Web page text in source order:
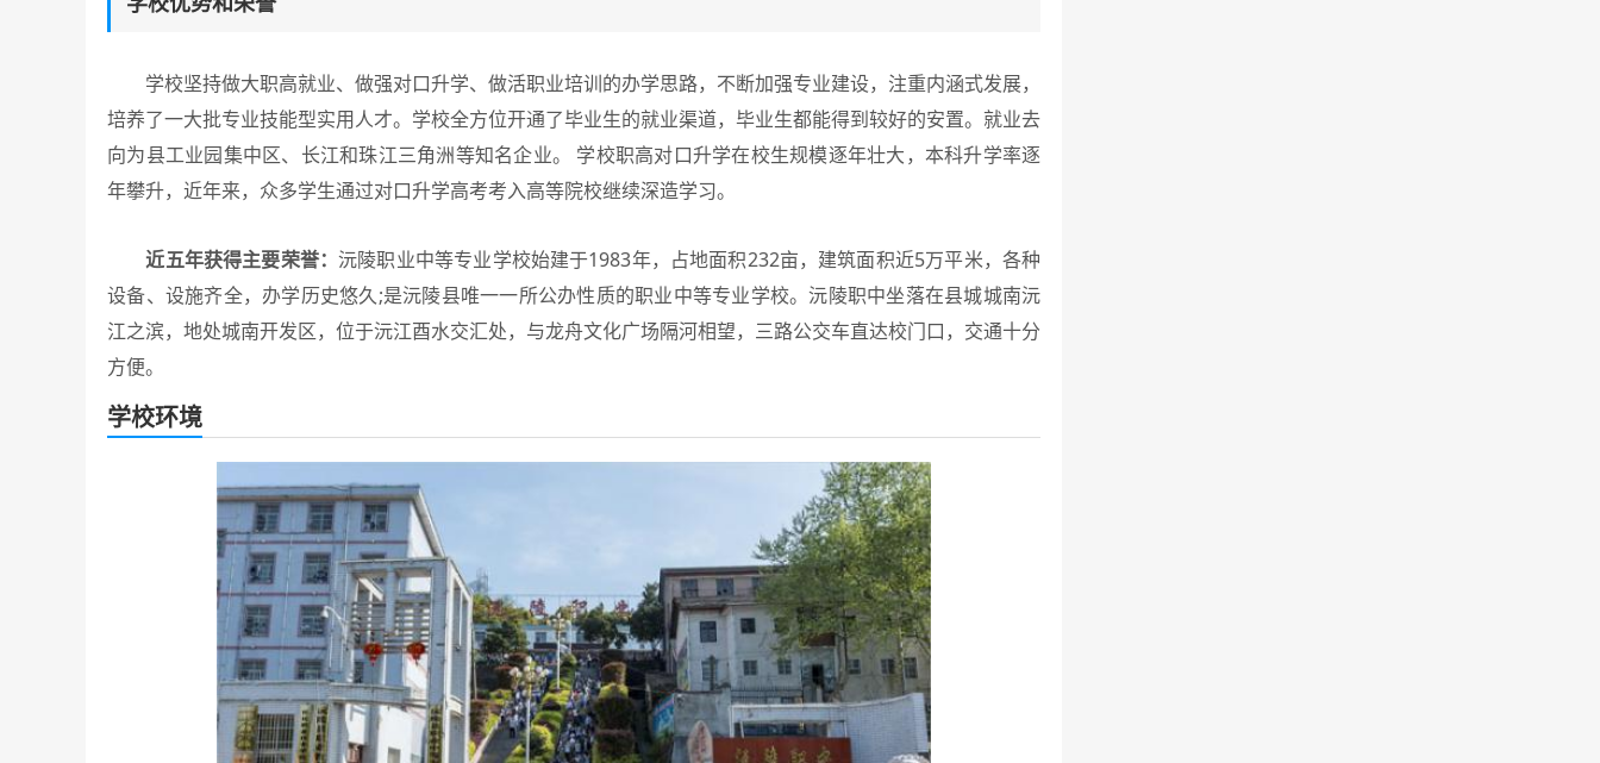
学校坚持做大职高就业、做强对口升学、做活职业培训的办学思路，不断加强专业建设，注重内涵式发展，
培养了一大批专业技能型实用人才。学校全方位开通了毕业生的就业渠道，毕业生都能得到较好的安置。就业去
向为县工业园集中区、长江和珠江三角洲等知名企业。 学校职高对口升学在校生规模逐年壮大，本科升学率逐
年攀升，近年来，众多学生通过对口升学高考考入高等院校继续深造学习。
近五年获得主要荣誉：沅陵职业中等专业学校始建于1983年，占地面积232亩，建筑面积近5万平米，各种
设备、设施齐全，办学历史悠久;是沅陵县唯一一所公办性质的职业中等专业学校。沅陵职中坐落在县城城南沅
江之滨，地处城南开发区，位于沅江酉水交汇处，与龙舟文化广场隔河相望，三路公交车直达校门口，交通十分
方便。
学校环境